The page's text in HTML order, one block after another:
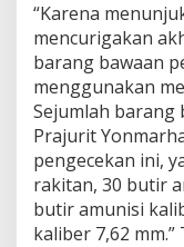
“Karena
mencurigakan
barang bawaan
menggunakan
Sejumlah barang
Prajurit
pengecekan ini,
rakitan, 30 butir
butir amunisi
kaliber 7,62 mm.”